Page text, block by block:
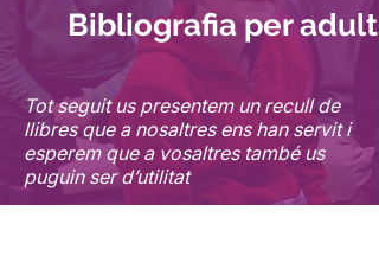
Bibliografia per adults
Tot seguit us presentem un recull de
llibres que a nosaltres ens han servit i
esperem que a vosaltres també us
puguin ser d’utilitat